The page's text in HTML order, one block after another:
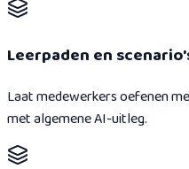
Leerpaden en
Laat medewerkers oefenen
met algemene AI-uitleg.